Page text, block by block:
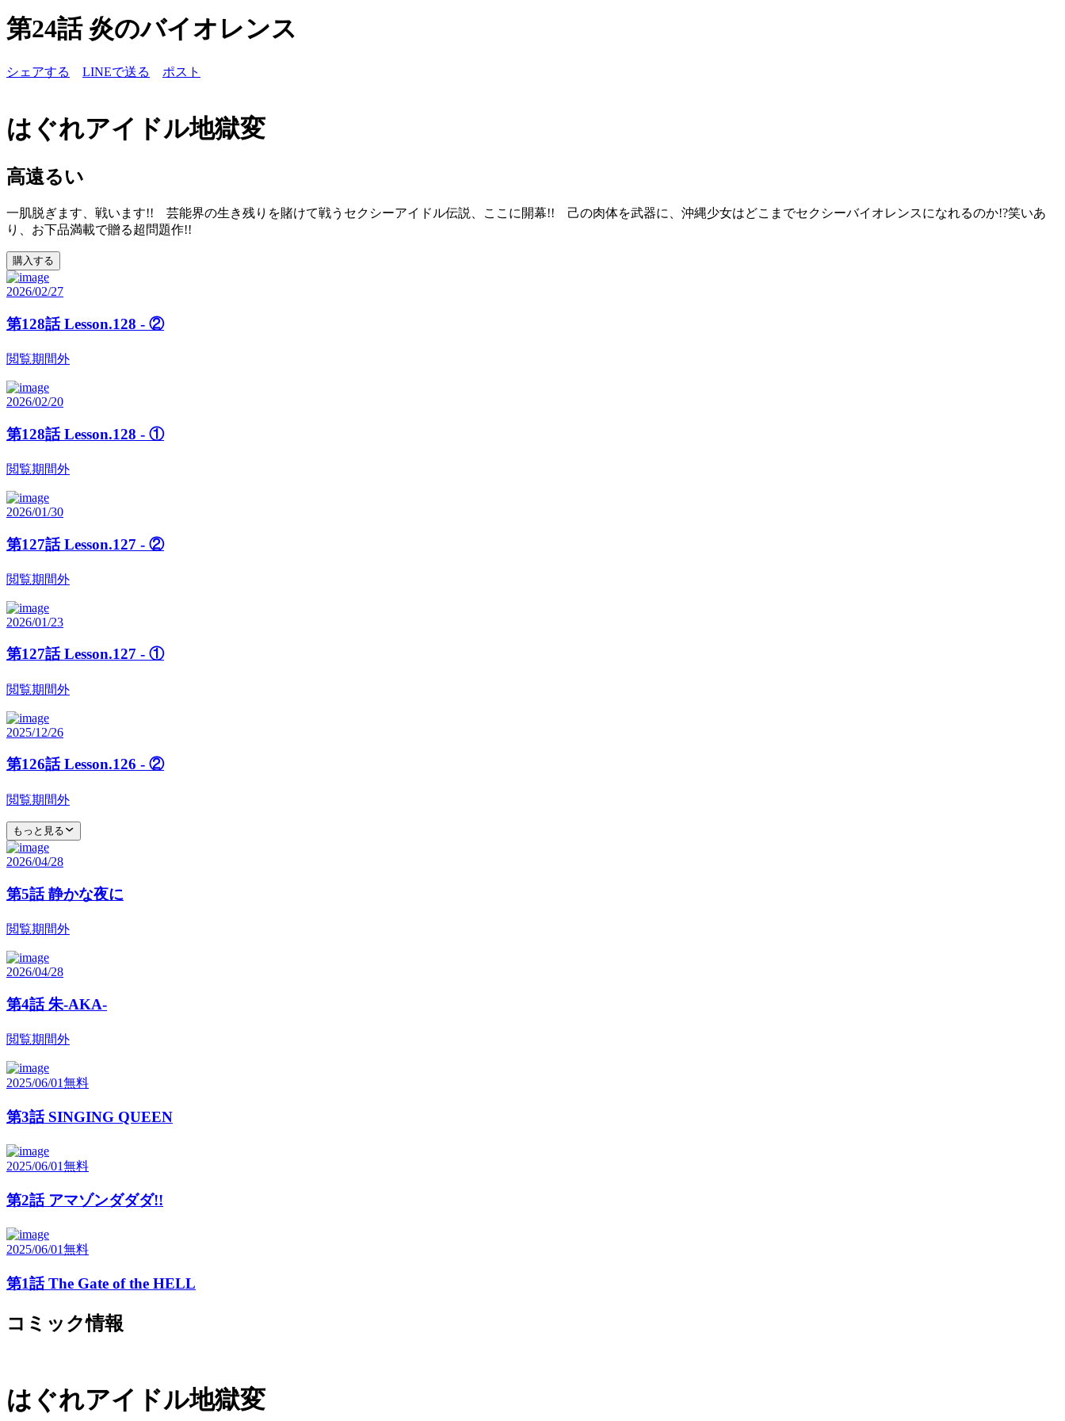
第24話 炎のバイオレンス
シェアする LINEで送る ポスト
はぐれアイドル地獄変
高遠るい
一肌脱ぎます、戦います!! 芸能界の生き残りを賭けて戦うセクシーアイドル伝説、ここに開幕!! 己の肉体を武器に、沖縄少女はどこまでセクシーバイオレンスになれるのか!?笑いあ
り、お下品満載で贈る超問題作!!
購入する
2026/02/27
第128話 Lesson.128 - ②
閲覧期間外
2026/02/20
第128話 Lesson.128 - ①
閲覧期間外
2026/01/30
第127話 Lesson.127 - ②
閲覧期間外
2026/01/23
第127話 Lesson.127 - ①
閲覧期間外
2025/12/26
第126話 Lesson.126 - ②
閲覧期間外
もっと見る
2026/04/28
第5話 静かな夜に
閲覧期間外
2026/04/28
第4話 朱-AKA-
閲覧期間外
2025/06/01無料
第3話 SINGING QUEEN
2025/06/01無料
第2話 アマゾンダダダ!!
2025/06/01無料
第1話 The Gate of the HELL
コミック情報
はぐれアイドル地獄変